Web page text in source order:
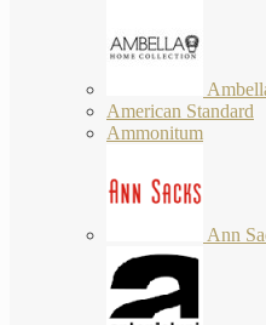
American Standard
Ammonitum
Ann